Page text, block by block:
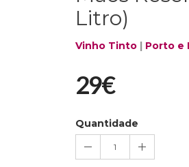
Litro)
Vinho Tinto | Porto e
29€
Quantidade
1